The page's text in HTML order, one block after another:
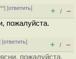
] [ответить]
+ / –
пожалуйста.
[ответить]
+ / –
пожалуйста.